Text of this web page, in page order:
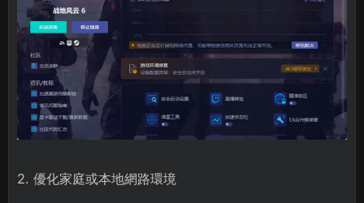
2. 優化家庭或本地網路環境